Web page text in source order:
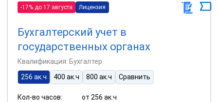
-17% до 17 августа Лицензия
Бухгалтерский учет в
государственных органах
Квалификация: Бухгалтер
256 ак.ч
400 ак.ч 800 ак.ч Сравнить
Кол-во часов:
от 256 ак.ч